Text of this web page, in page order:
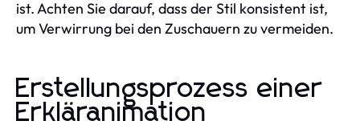
ist. Achten Sie darauf, dass der Stil konsistent ist,
um Verwirrung bei den Zuschauern zu vermeiden.
Erstellungsprozess einer
Erkläranimation